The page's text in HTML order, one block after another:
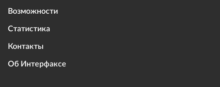
Возможности
Статистика
Контакты
Об Интерфаксе